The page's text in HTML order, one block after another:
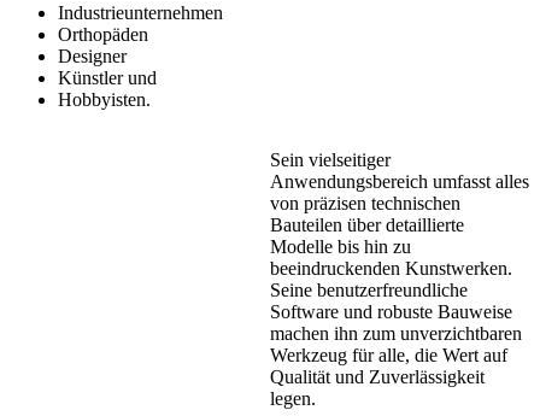
Industrieunternehmen
Orthopäden
Designer
Künstler und
Hobbyisten.
Sein vielseitiger
Anwendungsbereich umfasst alles
von präzisen technischen
Bauteilen über detaillierte
Modelle bis hin zu
beeindruckenden Kunstwerken.
Seine benutzerfreundliche
Software und robuste Bauweise
machen ihn zum unverzichtbaren
Werkzeug für alle, die Wert auf
Qualität und Zuverlässigkeit
legen.